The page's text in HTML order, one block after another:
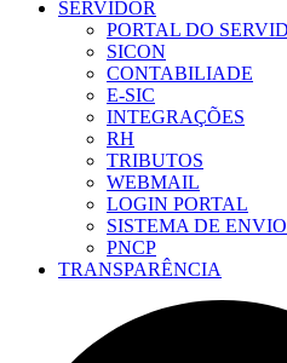
SERVIDOR
PORTAL DO
SICON
CONTABILIADE
E-SIC
INTEGRAÇÕES
RH
TRIBUTOS
WEBMAIL
LOGIN PORTAL
SISTEMA DE
PNCP
TRANSPARÊNCIA